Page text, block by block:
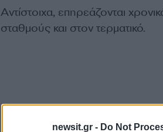
newsit.gr - Do Not
Αντίστοιχα, επηρεάζονται
σταθμούς και στον τερματικό.